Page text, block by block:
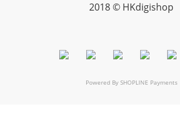
2018 © HKdigishop
Powered By SHOPLINE Payments